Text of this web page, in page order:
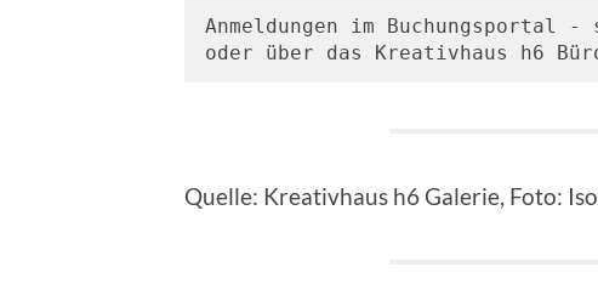
Anmeldungen im Buchungsportal
oder über das Kreativhaus h6
Quelle: Kreativhaus h6 Galerie, Foto: